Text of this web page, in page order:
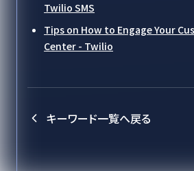
Twilio SMS
Tips on How to Engage Your
Center - Twilio
キーワード一覧へ戻る